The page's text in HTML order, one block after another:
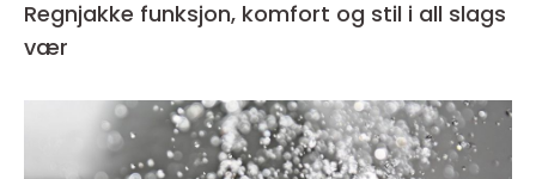
Regnjakke funksjon, komfort og stil i all slags
vær